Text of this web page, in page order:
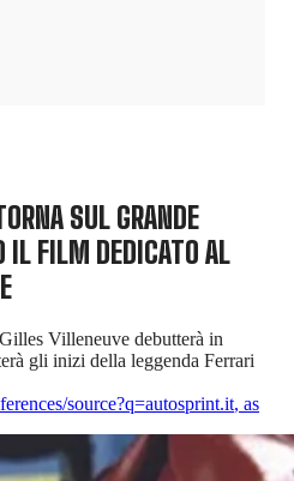
SUL GRANDE
IL FILM DEDICATO AL
Villeneuve debutterà in
gli inizi della leggenda Ferrari
source?q=autosprint.it, as